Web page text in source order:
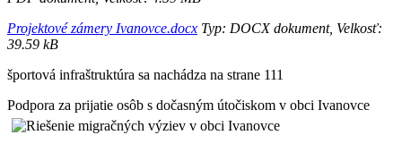
Projektové zámery Ivanovce.docx Typ: DOCX dokument, Velkosť:
39.59 kB
športová infraštruktúra sa nachádza na strane 111
Podpora za prijatie osôb s dočasným útočiskom v obci Ivanovce